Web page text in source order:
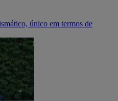
único em termos de